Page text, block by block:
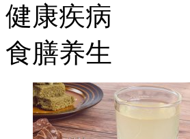
健康疾病
食膳养生